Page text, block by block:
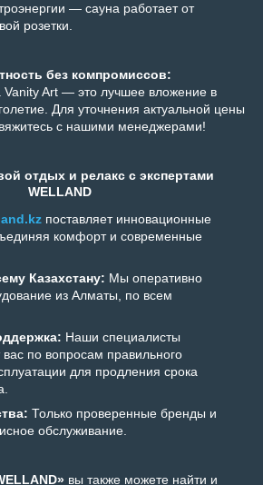
— сауна работает от
розетки.
без компромиссов:
Art — это лучшее вложение в
Для уточнения актуальной цены
с нашими менеджерами!
отдых и релакс с экспертами
WELLAND
поставляет инновационные
комфорт и современные
Казахстану: Мы оперативно
из Алматы, по всем
Наши специалисты
вас по вопросам правильного
для продления срока
Только проверенные бренды и
обслуживание.
вы также можете найти и